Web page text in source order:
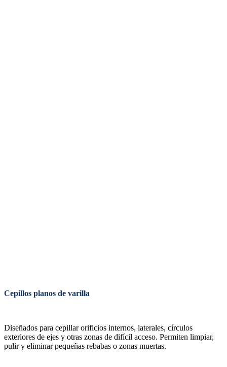
Cepillos planos de varilla
Diseñados para cepillar orificios internos, laterales, círculos
exteriores de ejes y otras zonas de difícil acceso. Permiten limpiar,
pulir y eliminar pequeñas rebabas o zonas muertas.